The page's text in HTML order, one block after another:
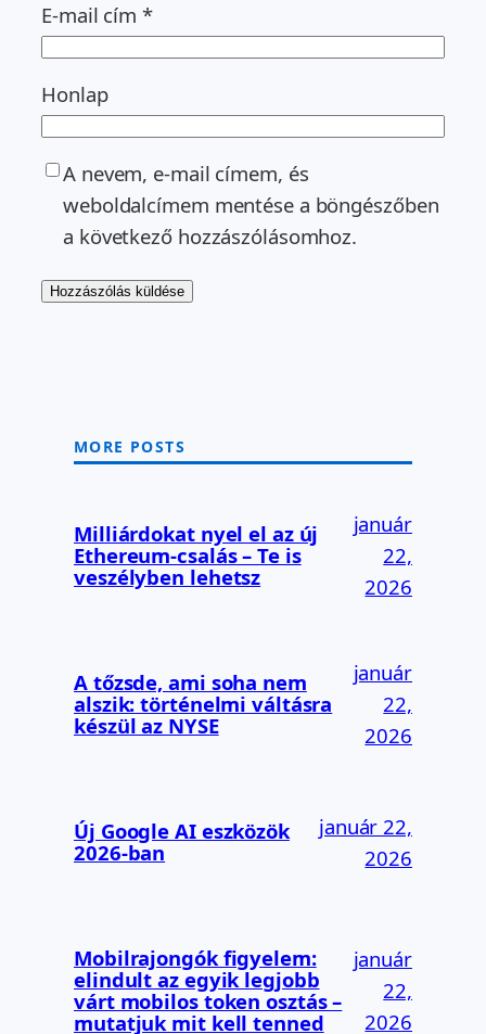
E-mail cím *
Honlap
A nevem, e-mail címem, és
weboldalcímem mentése a böngészőben
a következő hozzászólásomhoz.
MORE POSTS
Milliárdokat nyel el az új
Ethereum-csalás – Te is
veszélyben lehetsz
január
22,
2026
A tőzsde, ami soha nem
alszik: történelmi váltásra
készül az NYSE
január
22,
2026
Új Google AI eszközök
2026-ban
január 22,
2026
Mobilrajongók figyelem:
elindult az egyik legjobb
várt mobilos token osztás –
mutatjuk mit kell tenned
január
22,
2026